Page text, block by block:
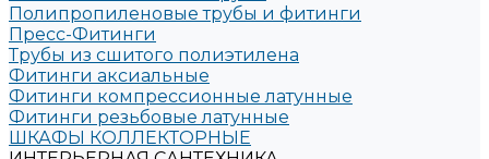
Полипропиленовые трубы и фитинги
Пресс-Фитинги
Трубы из сшитого полиэтилена
Фитинги аксиальные
Фитинги компрессионные латунные
Фитинги резьбовые латунные
ШКАФЫ КОЛЛЕКТОРНЫЕ